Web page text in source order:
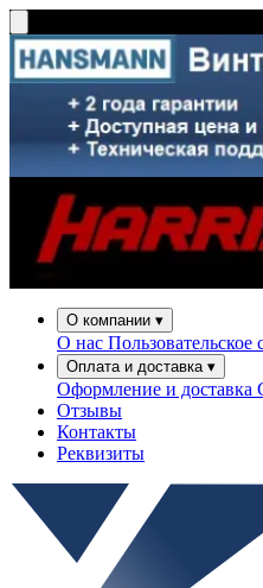
О компании ▾
О нас Пользовательское
Оплата и доставка ▾
Оформление и доставка
Отзывы
Контакты
Реквизиты